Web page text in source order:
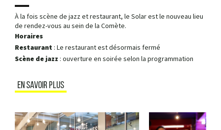
À la fois scène de jazz et restaurant, le Solar est le nouveau lieu
de rendez-vous au sein de la Comète.
Horaires
Restaurant : Le restaurant est désormais fermé
Scène de jazz : ouverture en soirée selon la programmation
EN SAVOIR PLUS